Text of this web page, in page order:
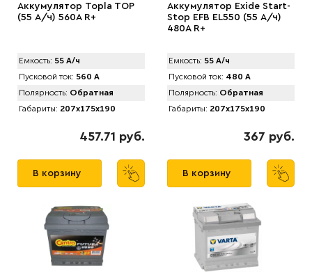
Аккумулятор Topla TOP
(55 А/ч) 560A R+
Емкость: 55 А/ч
Пусковой ток: 560 А
Полярность: Обратная
Габариты: 207x175x190
457.71 руб.
В корзину
Аккумулятор Exide Start-
Stop EFB EL550 (55 А/ч)
480A R+
Емкость: 55 А/ч
Пусковой ток: 480 А
Полярность: Обратная
Габариты: 207x175x190
367 руб.
В корзину